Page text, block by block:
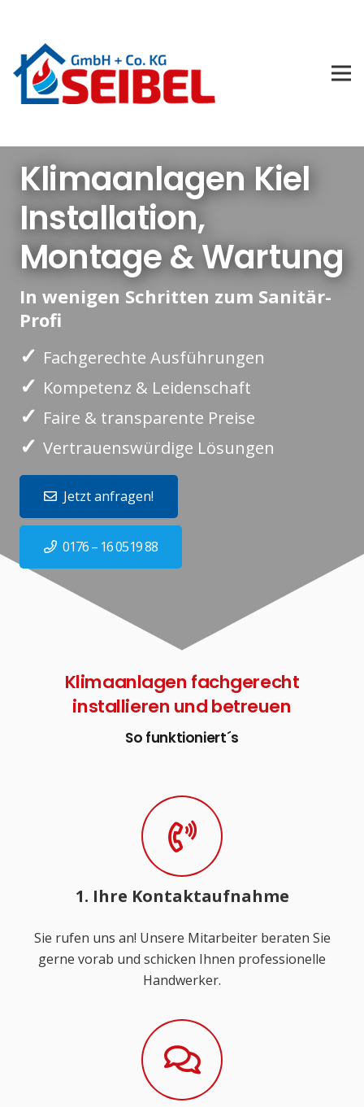
Klimaanlagen Kiel
Installation,
Montage & Wartung
In wenigen Schritten zum Sanitär-
Profi
✓ Fachgerechte Ausführungen
✓ Kompetenz & Leidenschaft
✓ Faire & transparente Preise
✓ Vertrauenswürdige Lösungen
Jetzt anfragen!
0176 – 16 0519 88
Klimaanlagen fachgerecht
installieren und betreuen
So funktioniert´s
1. Ihre Kontaktaufnahme
Sie rufen uns an! Unsere Mitarbeiter beraten Sie
gerne vorab und schicken Ihnen professionelle
Handwerker.